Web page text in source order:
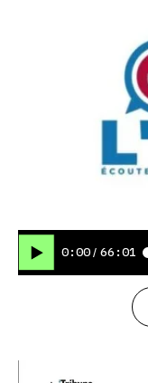
0:00 / 66:01